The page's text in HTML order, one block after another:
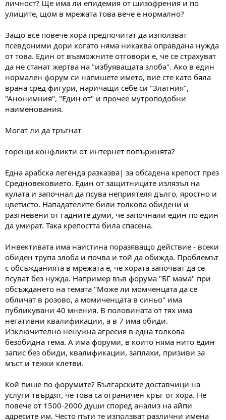
личност? Ще има ли епидемия от шизофрения и по
улиците, щом в мрежата това вече е нормално?
Защо все повече хора предпочитат да използват
псевдоними дори когато няма никаква оправдана нужда
от това. Един от възможните отговори е, че се страхуват
да не станат жертва на "избуяващата злоба". Ако в един
нормален форум си напишете името, вие сте като бяла
врана сред фигури, наричащи себе си "Златния",
"Анонимния", "Един от" и прочее мутроподобни
наименования.
Могат ли да тръгнат
горещи конфликти от интернет попържнята?
Една арабска легенда разказва| за обсадена крепост през
Средновековието. Един от защитниците излязъл на
кулата и започнал да псува неприятеля дълго, яростно и
цветисто. Нападателите били толкова обидени и
разгневени от гадните думи, че започнали един по един
да умират. Така крепостта била спасена.
Инвективата има наистина поразяващо действие - всеки
обиден трупа злоба и почва и той да обижда. Проблемът
с обсъжданията в мрежата е, че хората започват да се
псуват без нужда. Например във форума "БГ мама" при
обсъждането на темата "Може ли момченцата да се
обличат в розово, а момиченцата в синьо" има
публикувани 40 мнения. В половината от тях има
негативни квалификации, а в 7 има обиди.
Изключително ненужна агресия в една толкова
безобидна тема. А има форуми, в които няма нито един
запис без обиди, квалификации, заплахи, призиви за
мъст и тежки клетви.
Кой пише по форумите? Българските доставчици на
услуги твърдят, че това са ограничен кръг от хора. Не
повече от 1500-2000 души според анализ на айпи
адресите им. Често пъти те използват различни имена